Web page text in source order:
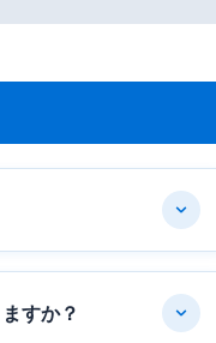
すか？